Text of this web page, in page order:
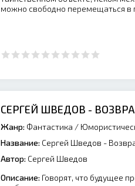
можно свободно перемещаться в
СЕРГЕЙ ШВЕДОВ -
Жанр: Фантастика /
Название: Сергей Шведов -
Автор: Сергей Шведов
Описание: Говорят, что будущее